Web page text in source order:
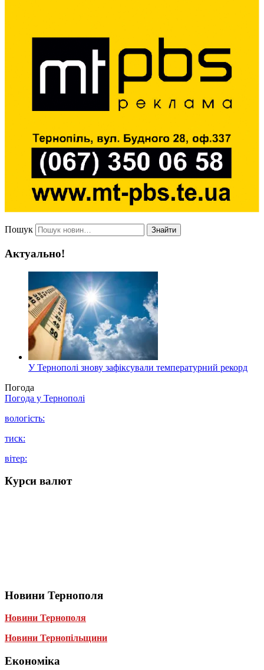
Пошук Знайти
Актуально!
У Тернополі знову зафіксували температурний рекорд
Погода
Погода у Тернополі
вологість:
тиск:
вітер:
Курси валют
Новини Тернополя
Новини Тернополя
Новини Тернопільщини
Економіка